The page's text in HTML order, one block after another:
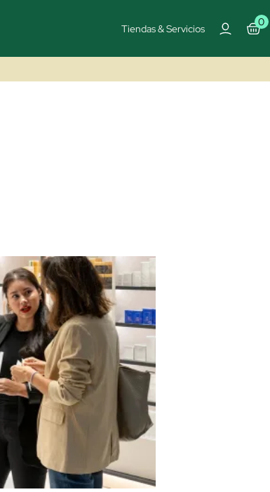
Tiendas & Servicios
0